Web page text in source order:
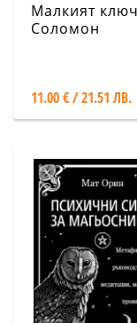
Малкият
Соломон
11.00 € / 21.51 ЛВ.